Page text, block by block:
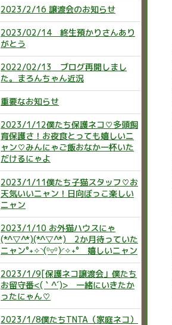
2023/2/16 譲渡会のお知らせ
2023/02/14 終生預かりさんあり
がとう
2022/02/13 ブログ再開しまし
た。まろんちゃん近況
重要なお知らせ
2023/1/12僕たち保護ネコ♡多頭飼
育保護さ！お夜食とっても嬉しいニ
ャン♡みんにゃご飯おなか一杯いた
だけるにゃよ
2023/1/11僕たち子猫スタッフ♡お
天気いいニャン！日向ぼっこ楽しい
ニャン
2023/1/10 お外猫ハウスにゃ
(*^▽^*)(*^▽^*) 2か月待っていた
ニャン°˖✧◝(⁰▿⁰)◜✧˖° 嬉しいニャン
2023/1/9[保護ネコ譲渡会」僕たち
お留守番<(｀^´)> 一緒にいきたか
ったにゃん♡
2023/1/8僕たちTNTA（家庭ネコ）